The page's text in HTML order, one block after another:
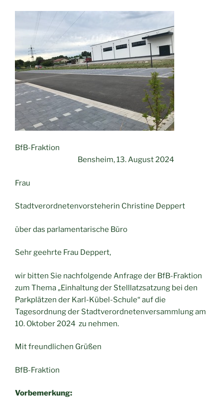
BfB-Fraktion
Bensheim, 13. August 2024
Frau
Stadtverordnetenvorsteherin Christine Deppert
über das parlamentarische Büro
Sehr geehrte Frau Deppert,
wir bitten Sie nachfolgende Anfrage der BfB-Fraktion
zum Thema „Einhaltung der Stelllatzsatzung bei den
Parkplätzen der Karl-Kübel-Schule“ auf die
Tagesordnung der Stadtverordnetenversammlung am
10. Oktober 2024 zu nehmen.
Mit freundlichen Grüßen
BfB-Fraktion
Vorbemerkung: